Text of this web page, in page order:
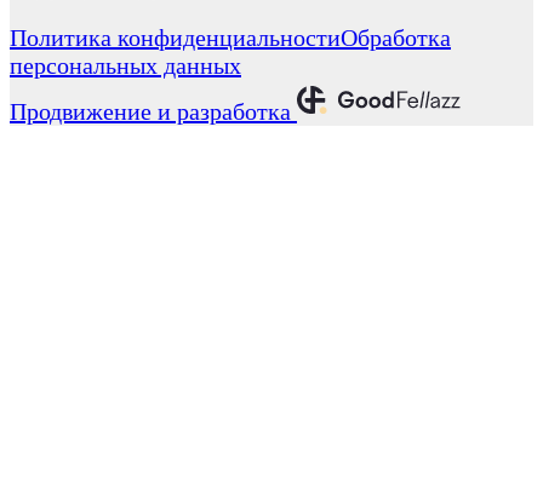
Политика конфиденциальностиОбработка
персональных данных
Продвижение и разработка